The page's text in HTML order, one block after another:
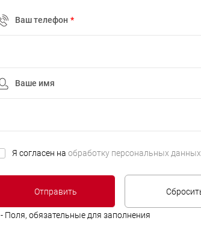
Ваш телефон *
Ваше имя
Я согласен на обработку персональных данных.
- Поля, обязательные для заполнения